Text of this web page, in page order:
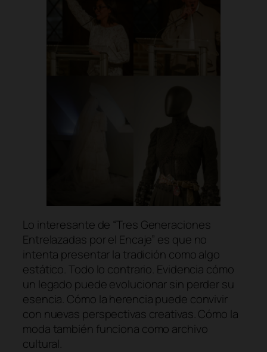
Lo interesante de “Tres Generaciones
Entrelazadas por el Encaje” es que no
intenta presentar la tradición como algo
estático. Todo lo contrario. Evidencia cómo
un legado puede evolucionar sin perder su
esencia. Cómo la herencia puede convivir
con nuevas perspectivas creativas. Cómo la
moda también funciona como archivo
cultural.